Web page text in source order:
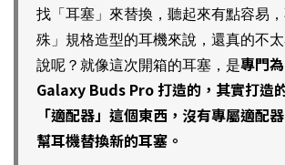
找「耳塞」來替換，聽起來有點容易
殊」規格造型的耳機來說，還真的不
說呢？就像這次開箱的耳塞，是專門
Galaxy Buds Pro 打造的，其實打造
「適配器」這個東西，沒有專屬適配
幫耳機替換新的耳塞。